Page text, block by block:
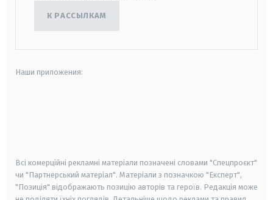
К РАССЫЛКАМ
Наши приложения:
Всі комерційні рекламні матеріали позначені словами "Спецпроєкт"
чи "Партнерський матеріал". Матеріали з позначкою "Експерт",
"Позиція" відображають позицію авторів та героїв. Редакція може